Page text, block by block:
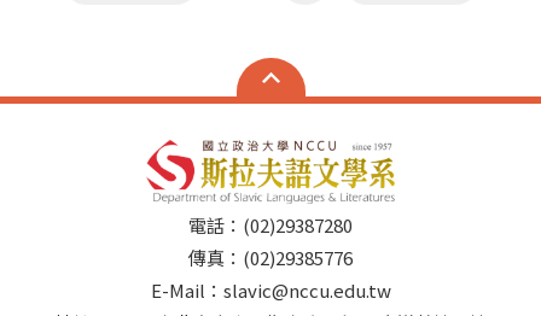
註明。另在捷克研習期間之健康保險費用須自行負擔。
4. 受獎期間：115年9月或10月（視擬進修/研究機構之開
之進修/研究。 5. 申請資格： 5.1 具中華民國國籍。 5.2 目
前或曾經於政治大學斯拉夫語文學系修習捷克語相關課程
學士學位或同等學歷者。 5.4 請確認及評估赴捷克之可行
性，包括個人、家庭及役男兵役問題等因素。 6.參加甄選
應繳文件（下述6.1及6.5文件請以英語或捷克語撰寫）：
6.1 捷克獎學金申請表（附件一）； 6.2 護照影本或身
電話：(02)29387280
傳真：(02)29385776
E-Mail：slavic@nccu.edu.tw